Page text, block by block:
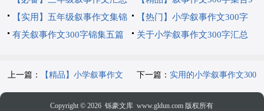
7篇
篇
【实用】五年级叙事作文集锦
8篇
【热门】小学叙事作文300字
汇编6篇
有关叙事作文300字锦集五篇
关于小学叙事作文300字汇总
上一篇： 【精品】小学叙事作文
300字锦集10篇
下一篇： 实用的小学叙事作文300
字汇编六篇
Copyright © 2026 铄豪文库 www.gldun.com 版权所有